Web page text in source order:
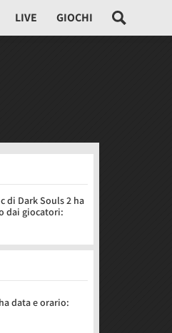
LIVE GIOCHI
di Dark Souls 2 ha
dai giocatori:
data e orario: